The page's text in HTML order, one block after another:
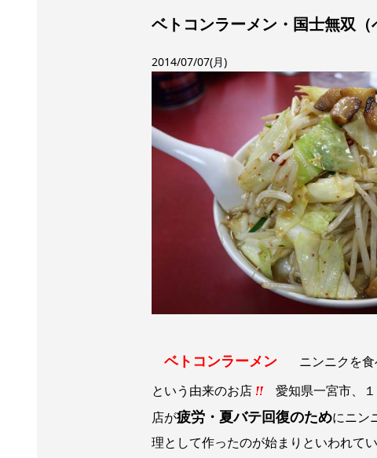
ベトコンラーメン・国士無双（
2014/07/07(月)
ベトコンラーメン ニンニクを食
という由来のお店
愛知県一宮市、
店が疲労・夏バテ回復のためにニン
理として作ったのが始まりといわれて